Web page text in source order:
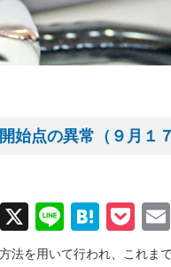
始点の異常（９月１
Facebook
X Line
法を用いて行われ、これま